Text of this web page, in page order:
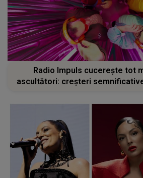
Radio Impuls cucerește tot
ascultători: creșteri